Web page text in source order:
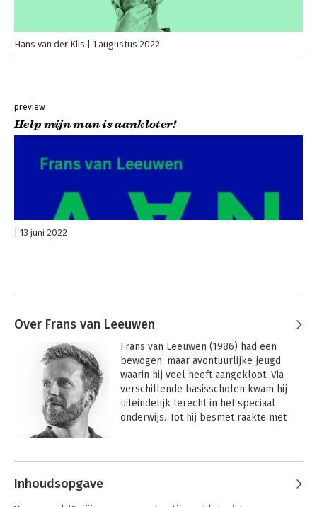
Hans van der Klis 1 augustus 2022
preview
Help mijn man is aankloter!
13 juni 2022
Over Frans van Leeuwen
Frans van Leeuwen (1986) had een
bewogen, maar avontuurlijke jeugd
waarin hij veel heeft aangekloot. Via
verschillende basisscholen kwam hij
uiteindelijk terecht in het speciaal
onderwijs. Tot hij besmet raakte met
behaalde en vervolgens samen met
bedrijf opbouwde. Alleen één ding was
hij onderweg vergeten: aankloten!
Inhoudsopgave